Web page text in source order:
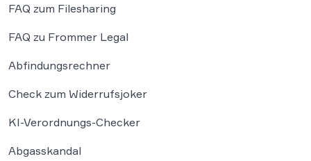
FAQ zum Filesharing
FAQ zu Frommer Legal
Abfindungsrechner
Check zum Widerrufsjoker
KI-Verordnungs-Checker
Abgasskandal